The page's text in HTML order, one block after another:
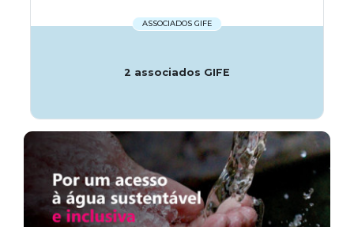
ASSOCIADOS GIFE
2 associados GIFE